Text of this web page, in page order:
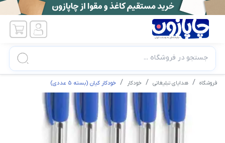
جستجو در فروشگاه ...
فروشگاه هدایای تبلیغاتی خودکار خودکار کیان (بسته 5 عددی)